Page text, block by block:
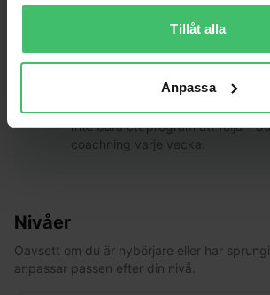
Tillåt alla
Anpassa
Videoanalys & feedback
Personlig videoanalys och
din utveckling.
Inte bara ett program att följa –
coachning varje vecka.
Nivåer
Oavsett om du är nybörjare eller har
anpassar passen efter din nivå.